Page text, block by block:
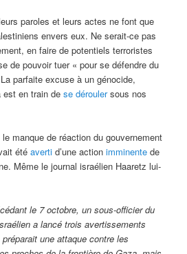
paroles et leurs actes ne font que
envers eux. Ne serait-ce pas
en faire de potentiels terroristes
de pouvoir tuer « pour se défendre du
parfaite excuse à un génocide,
est en train dese déroulersous nos
manque de réaction du gouvernement
étéaverti d’une actionimminente de
Même le journal israélien Haaretz lui-
le 7 octobre, un sous-officier du
a lancé trois avertissements
une attaque contre les